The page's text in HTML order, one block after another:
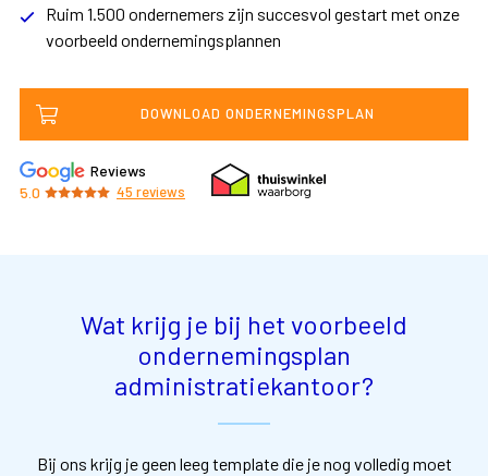
Ruim 1.500 ondernemers zijn succesvol gestart met onze
voorbeeld ondernemingsplannen
DOWNLOAD ONDERNEMINGSPLAN
Reviews
5.0
45 reviews
Wat krijg je bij het voorbeeld
ondernemingsplan
administratiekantoor?
Bij ons krijg je geen leeg template die je nog volledig moet